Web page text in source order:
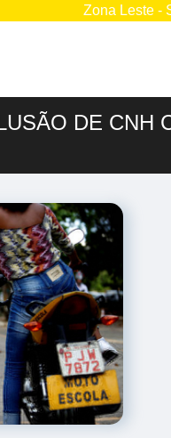
Zona Leste -
DE CNH